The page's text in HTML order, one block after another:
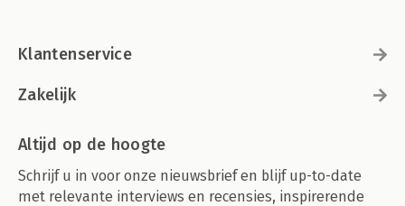
Klantenservice
Zakelijk
Altijd op de hoogte
Schrijf u in voor onze nieuwsbrief en blijf up-to-date
met relevante interviews en recensies, inspirerende